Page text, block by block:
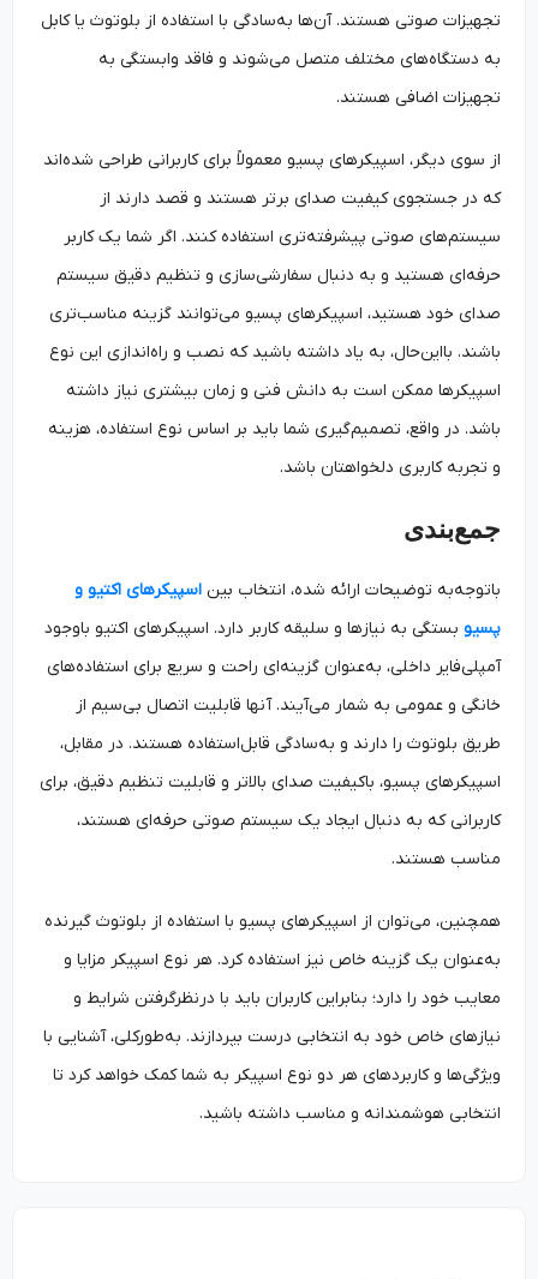
تجهیزات صوتی هستند. آن‌ها به‌سادگی با استفاده از بلوتوث یا کابل
به دستگاه‌های مختلف متصل می‌شوند و فاقد وابستگی به
تجهیزات اضافی هستند.
از سوی دیگر، اسپیکرهای پسیو معمولاً برای کاربرانی طراحی شده‌اند
که در جستجوی کیفیت صدای برتر هستند و قصد دارند از
سیستم‌های صوتی پیشرفته‌تری استفاده کنند. اگر شما یک کاربر
حرفه‌ای هستید و به دنبال سفارشی‌سازی و تنظیم دقیق سیستم
صدای خود هستید، اسپیکرهای پسیو می‌توانند گزینه مناسب‌تری
باشند. بااین‌حال، به یاد داشته باشید که نصب و راه‌اندازی این نوع
اسپیکرها ممکن است به دانش فنی و زمان بیشتری نیاز داشته
باشد. در واقع، تصمیم‌گیری شما باید بر اساس نوع استفاده، هزینه
و تجربه‌ کاربری دلخواهتان باشد.
جمع‌بندی
باتوجه‌به توضیحات ارائه شده، انتخاب بین اسپیکرهای اکتیو و
پسیوبستگی به نیازها و سلیقه کاربر دارد. اسپیکرهای اکتیو باوجود
آمپلی‌فایر داخلی، به‌عنوان گزینه‌ای راحت و سریع برای استفاده‌های
خانگی و عمومی به شمار می‌آیند. آنها قابلیت اتصال بی‌سیم از
طریق بلوتوث را دارند و به‌سادگی قابل‌استفاده هستند. در مقابل،
اسپیکرهای پسیو، باکیفیت صدای بالاتر و قابلیت تنظیم دقیق، برای
کاربرانی که به دنبال ایجاد یک سیستم صوتی حرفه‌ای هستند،
مناسب هستند.
همچنین، می‌توان از اسپیکرهای پسیو با استفاده از بلوتوث گیرنده
به‌عنوان یک گزینه خاص نیز استفاده کرد. هر نوع اسپیکر مزایا و
معایب خود را دارد؛ بنابراین کاربران باید با درنظرگرفتن شرایط و
نیازهای خاص خود به انتخابی درست بپردازند. به‌طورکلی، آشنایی با
ویژگی‌ها و کاربردهای هر دو نوع اسپیکر به شما کمک خواهد کرد تا
انتخابی هوشمندانه و مناسب داشته باشید.